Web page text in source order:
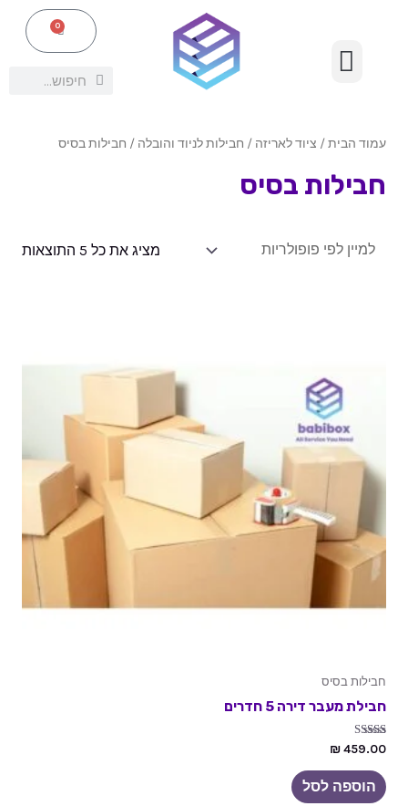
0עגלת
קניות
חיפוש
חיפוש
עמוד הבית/ ציוד לאריזה / חבילות לניוד והובלה / חבילות בסיס
חבילות בסיס
מציג את כל 5 התוצאות
חבילות בסיס
חבילת מעבר דירה 5 חדרים
דורג
מתוך 5
₪459.00
הוספה לסל